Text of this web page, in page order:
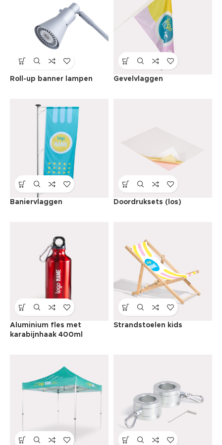
Roll-up banner lampen Gevelvlaggen
Baniervlaggen Doordruksets (los)
Aluminium fles met
karabijnhaak 400ml
Strandstoelen kids